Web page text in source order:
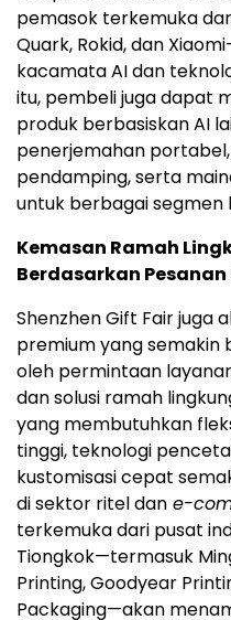
pemasok terkemuka
Quark, Rokid, dan
kacamata AI dan
itu, pembeli juga dapat
produk berbasiskan AI
penerjemahan portabel,
pendamping, serta
untuk berbagai segmen
Kemasan Ramah
Berdasarkan
Shenzhen Gift Fair juga
premium yang semakin
oleh permintaan
dan solusi ramah
yang membutuhkan
tinggi, teknologi
kustomisasi cepat
di sektor ritel dan e-
terkemuka dari pusat
Tiongkok—termasuk
Printing, Goodyear
Packaging—akan